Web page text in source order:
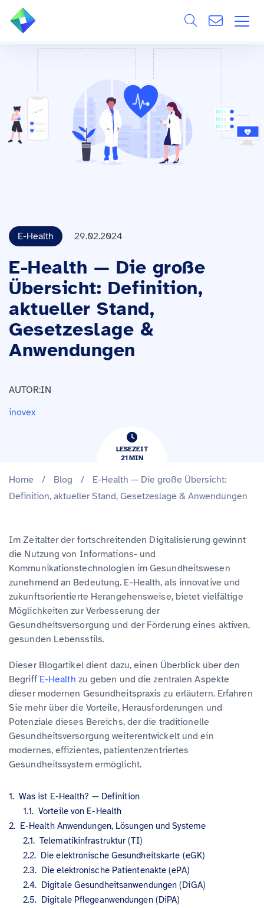
ÜBER UNS
LEISTUNGEN
BRANCHEN
E-Health 29.02.2024
E-Health — Die große
Übersicht: Definition,
aktueller Stand,
Gesetzeslage &
Anwendungen
AUTOR:IN
inovex
LESEZEIT
21​​MIN
Home / Blog /
E-Health — Die große Übersicht:
Definition, aktueller Stand, Gesetzeslage & Anwendungen
Im Zeitalter der fortschreitenden Digitalisierung gewinnt
die Nutzung von Informations- und
Kommunikationstechnologien im Gesundheitswesen
zunehmend an Bedeutung. E-Health, als innovative und
zukunftsorientierte Herangehensweise, bietet vielfältige
Möglichkeiten zur Verbesserung der
Gesundheitsversorgung und der Förderung eines aktiven,
gesunden Lebensstils.
Dieser Blogartikel dient dazu, einen Überblick über den
Begriff E-Health zu geben und die zentralen Aspekte
dieser modernen Gesundheitspraxis zu erläutern. Erfahren
Sie mehr über die Vorteile, Herausforderungen und
Potenziale dieses Bereichs, der die traditionelle
Gesundheitsversorgung weiterentwickelt und ein
modernes, effizientes, patientenzentriertes
Gesundheitssystem ermöglicht.
Was ist E-Health? — Definition
Vorteile von E-Health
E-Health Anwendungen, Lösungen und Systeme
Telematikinfrastruktur (TI)
Die elektronische Gesundheitskarte (eGK)
Die elektronische Patientenakte (ePA)
Digitale Gesundheitsanwendungen (DiGA)
Digitale Pflegeanwendungen (DiPA)